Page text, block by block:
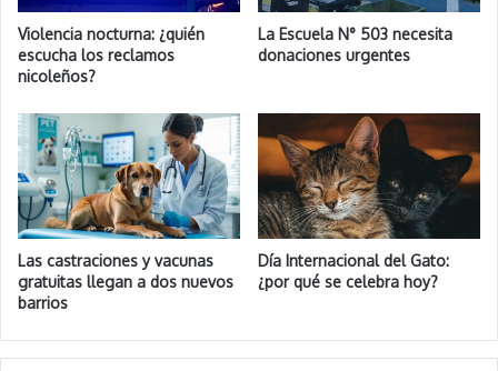
Violencia nocturna: ¿quién
escucha los reclamos
nicoleños?
La Escuela N° 503 necesita
donaciones urgentes
Las castraciones y vacunas
gratuitas llegan a dos nuevos
barrios
Día Internacional del Gato:
¿por qué se celebra hoy?